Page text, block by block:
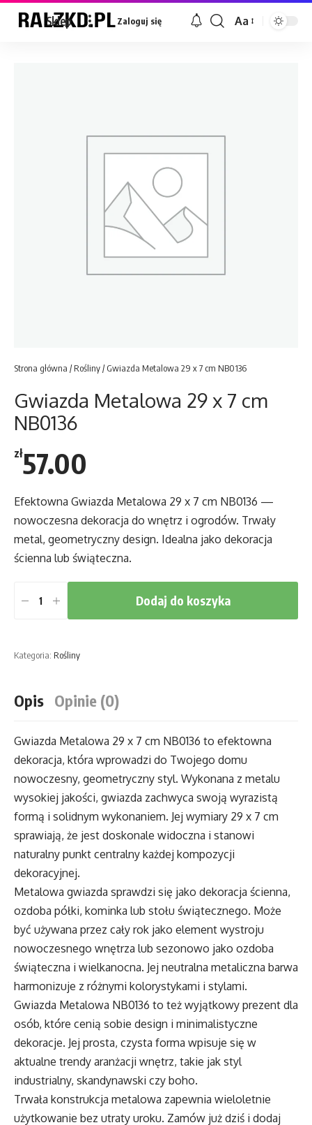
Sklep Zaloguj się
Font
Aa
Strona główna /Rośliny/ Gwiazda Metalowa 29 x 7 cm NB0136
Gwiazda Metalowa 29 x 7 cm
NB0136
zł57.00
Efektowna Gwiazda Metalowa 29 x 7 cm NB0136 —
nowoczesna dekoracja do wnętrz i ogrodów. Trwały
metal, geometryczny design. Idealna jako dekoracja
ścienna lub świąteczna.
7
NB0136
Dodaj do koszyka
Kategoria: Rośliny
Opis Opinie (0)
Gwiazda Metalowa 29 x 7 cm NB0136 to efektowna
dekoracja, która wprowadzi do Twojego domu
nowoczesny, geometryczny styl. Wykonana z metalu
wysokiej jakości, gwiazda zachwyca swoją wyrazistą
formą i solidnym wykonaniem. Jej wymiary 29 x 7 cm
sprawiają, że jest doskonale widoczna i stanowi
naturalny punkt centralny każdej kompozycji
dekoracyjnej.
Metalowa gwiazda sprawdzi się jako dekoracja ścienna,
ozdoba półki, kominka lub stołu świątecznego. Może
być używana przez cały rok jako element wystroju
nowoczesnego wnętrza lub sezonowo jako ozdoba
świąteczna i wielkanocna. Jej neutralna metaliczna barwa
harmonizuje z różnymi kolorystykami i stylami.
Gwiazda Metalowa NB0136 to też wyjątkowy prezent dla
osób, które cenią sobie design i minimalistyczne
dekoracje. Jej prosta, czysta forma wpisuje się w
aktualne trendy aranżacji wnętrz, takie jak styl
industrialny, skandynawski czy boho.
Trwała konstrukcja metalowa zapewnia wieloletnie
użytkowanie bez utraty uroku. Zamów już dziś i dodaj